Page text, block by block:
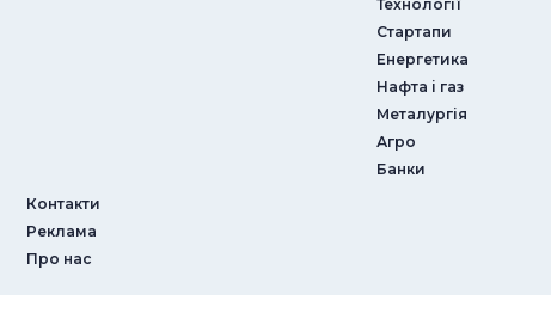
Контакти
Реклама
Про нас
Технології
Стартапи
Енергетика
Нафта і газ
Металургія
Агро
Банки